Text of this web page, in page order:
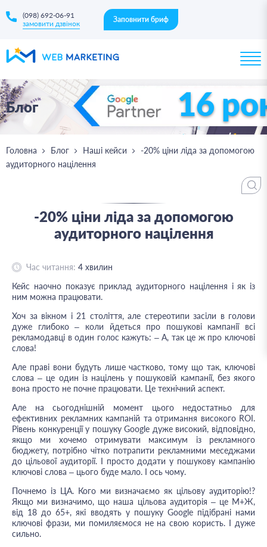
(098) 692-06-91
замовити дзвінок
Заповнити бриф
Блог 16
Головна Блог Наші кейси
-20% ціни ліда за допомогою
аудиторного націлення
-20% ціни ліда за допомогою
аудиторного націлення
Час читання: 4 хвилин
Кейс наочно показує приклад аудиторного націлення і як із
ним можна працювати.
Хоч за вікном і 21 століття, але стереотипи засіли в голови
дуже глибоко – коли йдеться про пошукові кампанії всі
рекламодавці в один голос кажуть: – А, так це ж про ключові
слова!
Але праві вони будуть лише частково, тому що так, ключові
слова – це один із націлень у пошуковій кампанії, без якого
вона просто не почне працювати. Це технічний аспект.
Але на сьогоднішній момент цього недостатньо для
ефективних рекламних кампаній та отримання високого ROI.
Рівень конкуренції у пошуку Google дуже високий, відповідно,
якщо ми хочемо отримувати максимум із рекламного
бюджету, потрібно чітко потрапити рекламними меседжами
до цільової аудиторії. І просто додати у пошукову кампанію
ключові слова – цього буде мало. І ось чому.
Почнемо із ЦА. Кого ми визначаємо як цільову аудиторію!?
Якщо ми визначимо, що наша цільова аудиторія – це М+Ж,
від 18 до 65+, які вводять у пошуку Google підібрані нами
ключові фрази, ми помиляємося не на свою користь. І дуже
сильно.